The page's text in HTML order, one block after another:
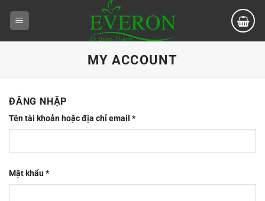
MY ACCOUNT
ĐĂNG NHẬP
Tên tài khoản hoặc địa chỉ email *Bắt
buộc
Mật khẩu*Bắt
buộc